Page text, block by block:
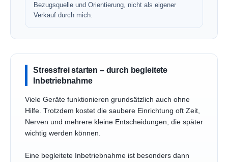
Bezugsquelle und Orientierung, nicht als eigener
Verkauf durch mich.
Stressfrei starten – durch begleitete
Inbetriebnahme
Viele Geräte funktionieren grundsätzlich auch ohne
Hilfe. Trotzdem kostet die saubere Einrichtung oft Zeit,
Nerven und mehrere kleine Entscheidungen, die später
wichtig werden können.
Eine begleitete Inbetriebnahme ist besonders dann